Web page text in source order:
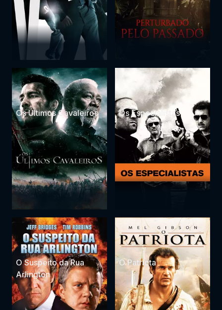
Os Últimos Cavaleiros Os Especialistas
O Suspeito da Rua
Arlington
O Patriota